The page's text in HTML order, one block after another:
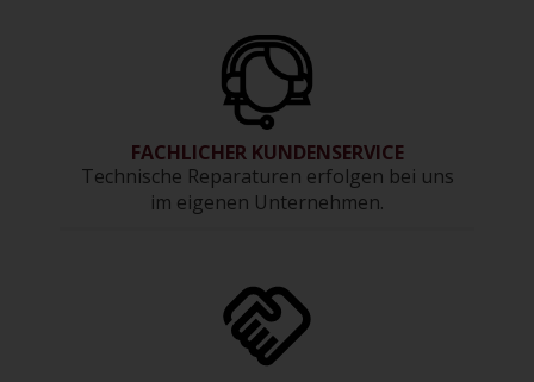
FACHLICHER KUNDENSERVICE
Technische Reparaturen erfolgen bei uns
im eigenen Unternehmen.